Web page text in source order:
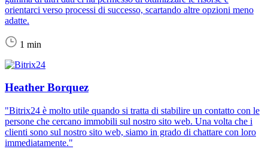
orientarci verso processi di successo, scartando altre opzioni meno
adatte.
1 min
Heather Borquez
"Bitrix24 è molto utile quando si tratta di stabilire un contatto con le
persone che cercano immobili sul nostro sito web. Una volta che i
clienti sono sul nostro sito web, siamo in grado di chattare con loro
immediatamente."